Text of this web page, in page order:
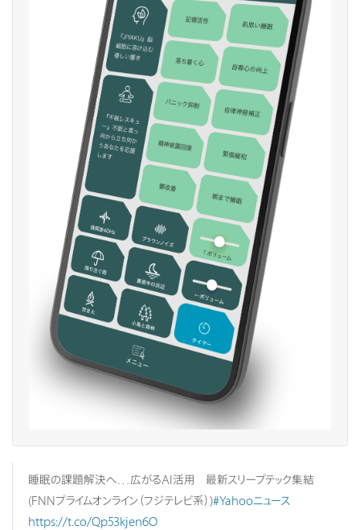
睡眠の課題解決へ…広がるAI活用 最新スリープテック集結
(FNNプライムオンライン（フジテレビ系）)#Yahooニュース
https://t.co/Qp53kjen6O